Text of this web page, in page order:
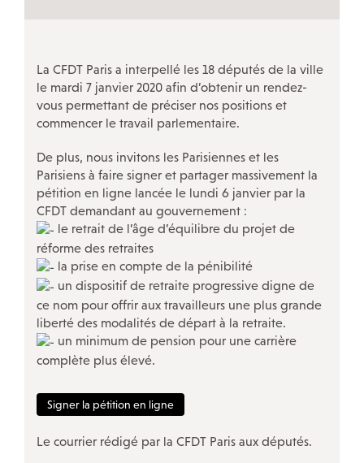
ÉVÉNEMENTS
Campagnes
Décryptage
Outils militants
LA CFDT À PARIS
LE 7/9 : Un lieu d’accueil CFDT au service des salariés
Nos autres accueils à Paris
Nos ateliers-débats
La CFDT Paris a interpellé les 18 députés de la ville
le mardi 7 janvier 2020 afin d’obtenir un rendez-
vous permettant de préciser nos positions et
commencer le travail parlementaire.
De plus, nous invitons les Parisiennes et les
Parisiens à faire signer et partager massivement la
pétition en ligne lancée le lundi 6 janvier par la
CFDT demandant au gouvernement :
le retrait de l’âge d’équilibre du projet de
réforme des retraites
la prise en compte de la pénibilité
un dispositif de retraite progressive digne de
ce nom pour offrir aux travailleurs une plus grande
liberté des modalités de départ à la retraite.
un minimum de pension pour une carrière
complète plus élevé.
Signer la pétition en ligne
Le courrier rédigé par la CFDT Paris aux députés.